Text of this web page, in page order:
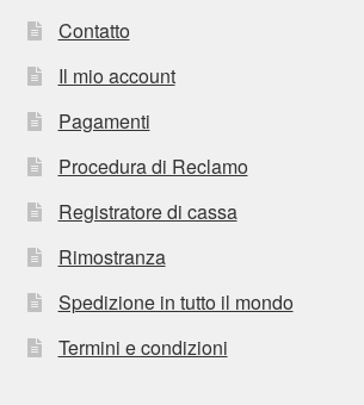
Contatto
Il mio account
Pagamenti
Procedura di Reclamo
Registratore di cassa
Rimostranza
Spedizione in tutto il mondo
Termini e condizioni